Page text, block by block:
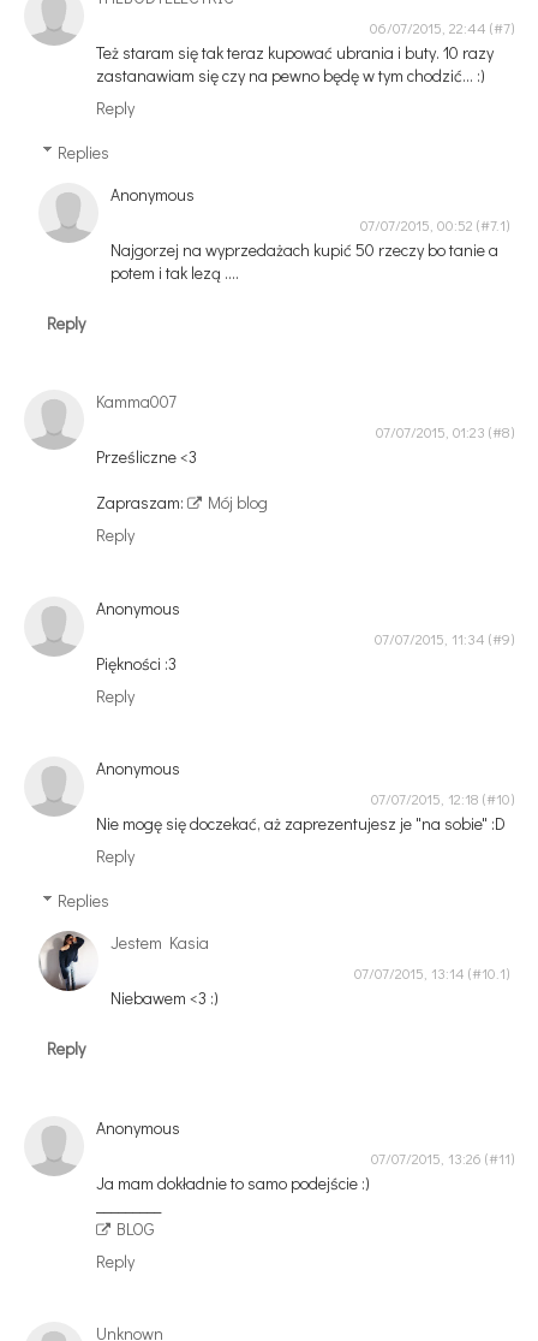
06/07/2015, 22:44
Też staram się tak teraz kupować ubrania i buty. 10 razy
zastanawiam się czy na pewno będę w tym chodzić... :)
Reply
Replies
Anonymous
07/07/2015, 00:52
Najgorzej na wyprzedażach kupić 50 rzeczy bo tanie a
potem i tak lezą ....
Reply
Kamma007
07/07/2015, 01:23
Prześliczne <3
Zapraszam:
Mój blog
Reply
Anonymous
07/07/2015, 11:34
Piękności :3
Reply
Anonymous
07/07/2015, 12:18
Nie mogę się doczekać, aż zaprezentujesz je "na sobie" :D
Reply
Replies
Jestem Kasia
07/07/2015, 13:14
Niebawem <3 :)
Reply
Anonymous
07/07/2015, 13:26
Ja mam dokładnie to samo podejście :)
BLOG
Reply
Unknown